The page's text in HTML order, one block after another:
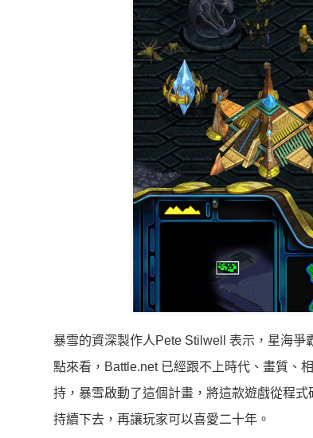
暴雪的資深製作人Pete Stilwell 表示，星海
點來看，Battle.net 已經跟不上時代、畫質、
持，暴雪啟動了這個計畫，將這款遊戲從程
持續下去，再讓玩家可以喜愛二十年。